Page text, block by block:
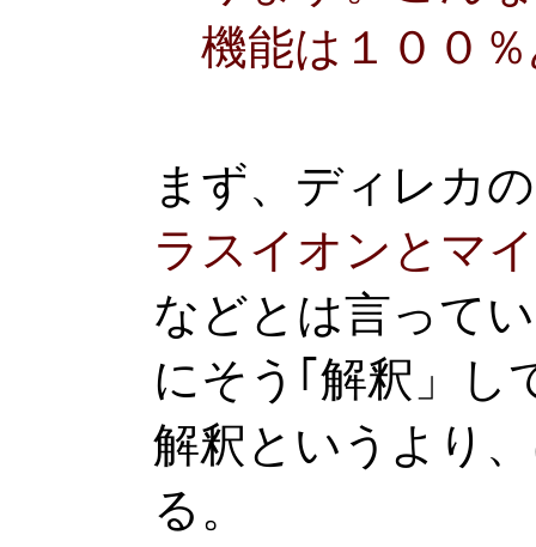
機能は１００
まず、ディレカ
ラスイオンとマ
などとは言って
にそう｢解釈」し
解釈というより
る。